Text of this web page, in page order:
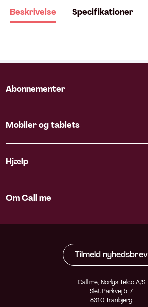
Beskrivelse Specifikationer
Abonnementer
Mobiler og tablets
Hjælp
Om Call me
Tilmeld nyhedsbrev
Call me, Norlys Telco A/S
Slet Parkvej 5-7
8310 Tranbjerg